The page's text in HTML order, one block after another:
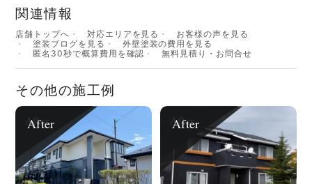
関連情報
店舗トップへ 対応エリアを見る
お客様の声を見る
塗装ブログを見る
外壁塗装の費用を見る
匿名30秒で概算費用を確認
無料見積り・お問合せ
その他の施工例
After After